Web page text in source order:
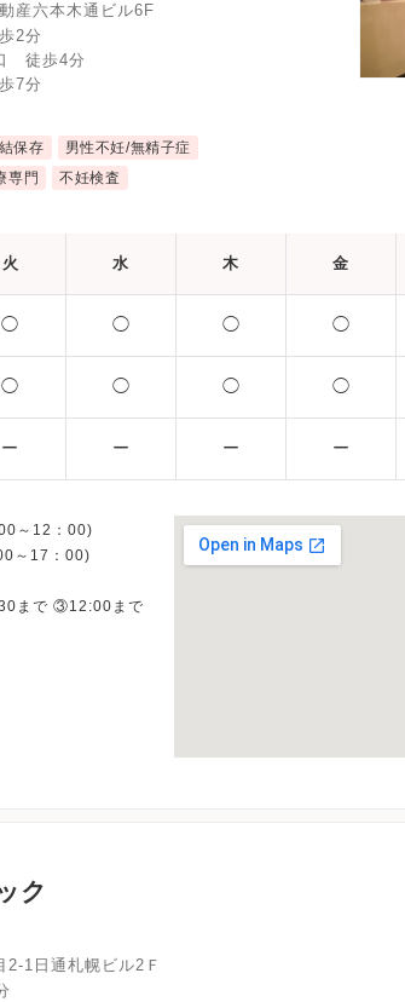
産六本木通ビル6F
2分
徒歩4分
7分
保存
男性不妊/無精子症
専門 不妊検査
火 水 木 金
◯ ◯ ◯ ◯
◯ ◯ ◯ ◯
ー ー ー ー
～12：00)
～17：00)
まで ③12:00まで
ク
1日通札幌ビル2Ｆ